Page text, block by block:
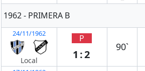
1962 - PRIMERA B
24/11/1962
Local
P
1:2
90`